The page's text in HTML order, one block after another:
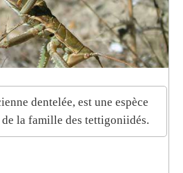
dentelée, est une espèce
la famille des tettigoniidés.